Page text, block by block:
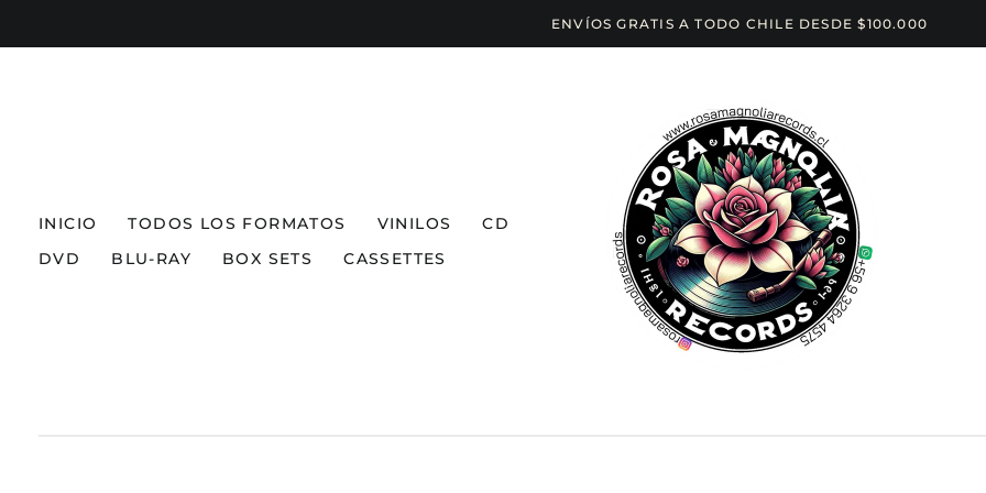
ENVÍOS GRATIS A TODO CHILE DESDE $100.000
INICIO TODOS LOS FORMATOS VINILOS
CD
DVD
BLU-RAY BOX SETS CASSETTES